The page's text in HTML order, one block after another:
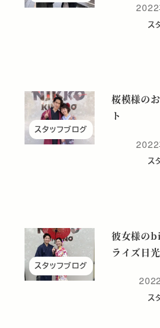
投稿
ス
スタッフブログ
桜模様の
ト
投稿
ス
スタッフブログ
彼女様の
ライズ日
投
ス